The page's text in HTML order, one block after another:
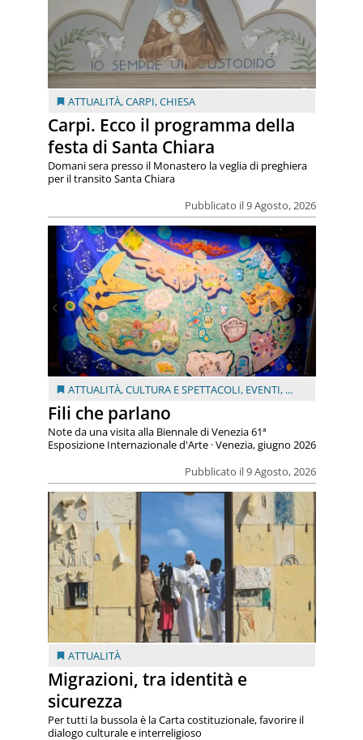
ATTUALITÀ,CARPI,CHIESA
Carpi. Ecco il programma della
festa di Santa Chiara
Pubblicato il 9 Agosto, 2026
Domani sera presso il Monastero la veglia di preghiera
per il transito Santa Chiara
ATTUALITÀ,CULTURA E SPETTACOLI, EVENTI, ...
Fili che parlano
Pubblicato il 9 Agosto, 2026
Note da una visita alla Biennale di Venezia 61ª
Esposizione Internazionale d'Arte · Venezia, giugno 2026
ATTUALITÀ
Migrazioni, tra identità e
sicurezza
Per tutti la bussola è la Carta costituzionale, favorire il
dialogo culturale e interreligioso